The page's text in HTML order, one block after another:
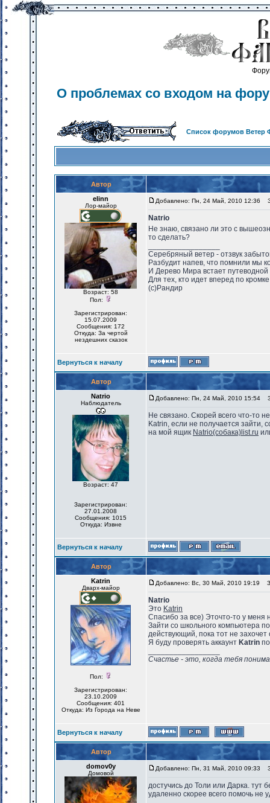
О проблемах со входом на
Список форумов Ветер
Автор
elinn
Лор-майор
Возраст: 58
Пол:
Зарегистрирован:
15.07.2009
Сообщения: 172
Откуда: За чертой
нездешних сказок
Добавлено: Пн, 24 Май, 2010 12:36
Natrio
Не знаю, связано ли это с
то сделать?
Серебряный ветер - отзвук
Разбудит напев, что помнили мы
И Дерево Мира встает путеводной
Для тех, кто идет вперед по кромке
(с)Рандир
Вернуться к началу
Автор
Natrio
Наблюдатель
Возраст: 47
Зарегистрирован:
27.01.2008
Сообщения: 1015
Откуда: Извне
Добавлено: Пн, 24 Май, 2010 15:54
Не связано. Скорей всего что-то
Katrin, если не получается зайти,
на мой ящик Natrio(собака)list.ru
Вернуться к началу
Автор
Katrin
Дварх-майор
Пол:
Зарегистрирован:
23.10.2009
Сообщения: 401
Откуда: Из Города на Неве
Добавлено: Вс, 30 Май, 2010 19:19
Natrio
Это Katrin
Спасибо за все) Эточто-то у меня
Зайти со школьного компьютера
действующий, пока тот не захочет
Я буду проверять аккаунт Katrin
Счастье - это, когда тебя
Вернуться к началу
Автор
domov0y
Домовой
Добавлено: Пн, 31 Май, 2010 09:33
достучись до Толи или Дарка. тут
удаленно скорее всего помочь не